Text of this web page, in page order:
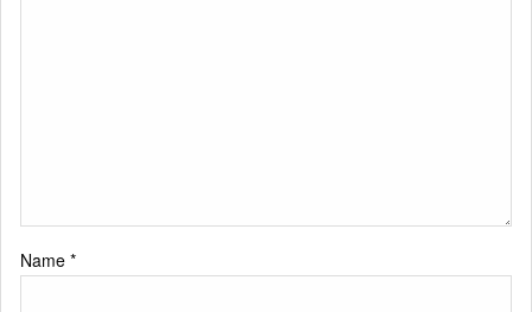
Name *